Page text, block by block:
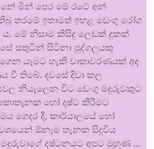
මින් පෙර මේ රටේ අන්
තරමේ ඉතාමත් ඉහළ ඩෙංගු රෝග
ය. මේ නිසාම කිසිදු ලෙඩක් දුකක්
සතුටින් සිටිනා පුද්ගලයකු
යෑමට හැකි වාතාවරණයක් අද
වී තිබේ. දවසේ දිවා කල
නියැලෙන විට ඩෙංගු මදුරුවකුට
හෝ දෂ්ට කිරීමට
ගෙදර දී, කාර්යාලයේ හෝ
ඕනෑම තැනක සිදුවිය
දෂ්ටනයට අපට මුහුණ …